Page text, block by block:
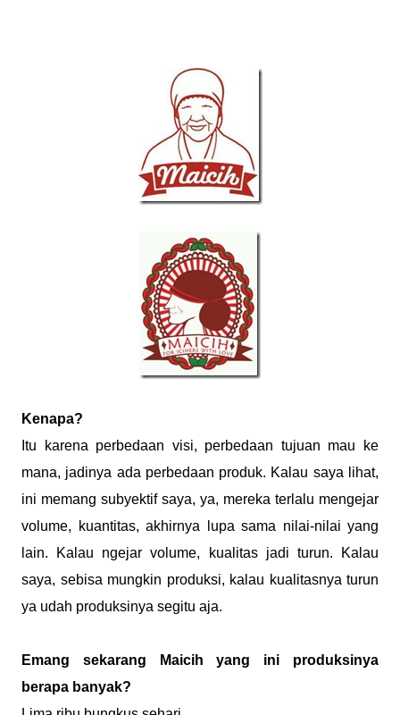
Kenapa?
Itu karena perbedaan visi, perbedaan tujuan mau ke
mana, jadinya ada perbedaan produk. Kalau saya lihat,
ini memang subyektif saya, ya, mereka terlalu mengejar
volume, kuantitas, akhirnya lupa sama nilai-nilai yang
lain. Kalau ngejar volume, kualitas jadi turun. Kalau
saya, sebisa mungkin produksi, kalau kualitasnya turun
ya udah produksinya segitu aja.
Emang sekarang Maicih yang ini produksinya
berapa banyak?